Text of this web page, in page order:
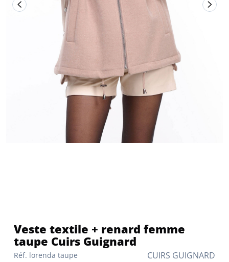
CUIRS GUIGNARD
Réf. lorenda taupe
Veste textile + renard femme
taupe Cuirs Guignard